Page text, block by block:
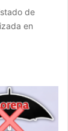
de
en